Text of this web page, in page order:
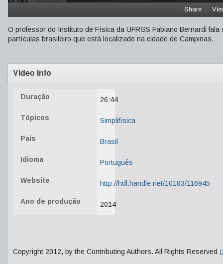
Share
O professor do Instituto de Física da UFRGS Fabiano Bernardi
partículas brasileiro que está localizado na cidade de Campinas.
Video Info
Duração 26:44
Tópicos Simplifísica
País Brasil
Idioma Português
Website http://hdl.handle.net/10183/116945
Ano de produção 2014
Copyright 2012, by the Contributing Authors. All Rights Reserved